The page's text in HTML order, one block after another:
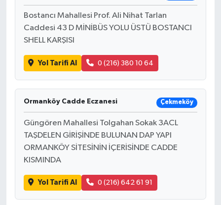
Bostancı Mahallesi Prof. Ali Nihat Tarlan
Caddesi 43 D MİNİBÜS YOLU ÜSTÜ BOSTANCI
SHELL KARŞISI
Yol Tarifi Al 0 (216) 380 10 64
Ormanköy Cadde Eczanesi Çekmeköy
Güngören Mahallesi Tolgahan Sokak 3ACL
TAŞDELEN GİRİŞİNDE BULUNAN DAP YAPI
ORMANKÖY SİTESİNİN İÇERİSİNDE CADDE
KISMINDA
Yol Tarifi Al 0 (216) 642 61 91